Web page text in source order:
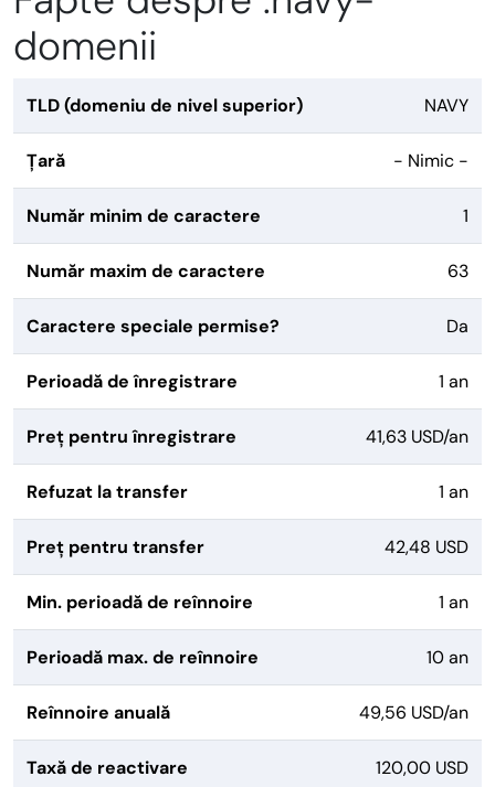
domenii
TLD (domeniu de nivel superior) NAVY
Țară - Nimic -
Număr minim de caractere 1
Număr maxim de caractere 63
Caractere speciale permise? Da
Perioadă de înregistrare 1 an
Preț pentru înregistrare 41,63 USD/an
Refuzat la transfer 1 an
Preț pentru transfer 42,48 USD
Min. perioadă de reînnoire 1 an
Perioadă max. de reînnoire 10 an
Reînnoire anuală 49,56 USD/an
Taxă de reactivare 120,00 USD